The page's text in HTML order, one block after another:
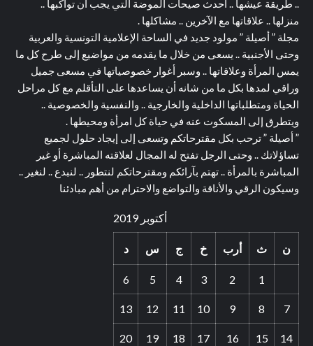
.. طريقة عيشها .. احدث صيحات الموضة التي يجب أن تواكبها ..
منزلها .. علاقاتها مع الآخرين .. مشاكلها .
مجلة ” أصيلة ” مولود جديد في الساحة الإعلامية التونسية والعربية
وحتى الأجنبية .. يسعى من خلال ما يقدمه من مواضيع إلى طرح كل ما
يمس المرأة وعلاقاتها .. وسبر أغوار خصوصياتها في مسعى جميل
وراقي لمدها بكل ما من شانه أن يساعدها على التأقلم مع كل مراحل
الحياة ومتطلباتها الداخلية والخارجية .. والنفسية والخصوصية ..
ويتطرق إلى المسكوت عنه في حياة كل امرأة ومحيطها .
” أصيلة ” ترحب بكل مقترحاتكم وتسعى إلى إيجاد حلول لجميع
تساؤلاتك .. وحتى الرجل تفتح له المجال لعلاقته المباشرة أو غير
المباشرة بالمرأة .. تهتم بآرائكم ومقترحاتكم لنتطور .. لنبدع .. لنغير ..
وسيكون الرقي والأناقة والتواضع والاحترام من أهم مبادئنا
أكتوبر 2019
ن ث أرب خ ج س د
1
2
3
4
5
6
7
8
9
10
11
12
13
14
15
16
17
18
19
20